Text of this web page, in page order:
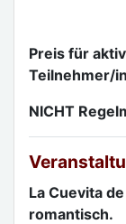
Preis für
Teilnehmer/
NICHT
La Cuevita
romantisch.